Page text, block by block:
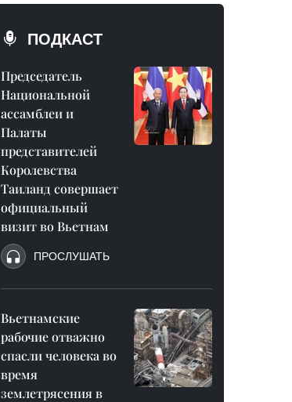
ПОДКАСТ
Председатель
Национальной
ассамблеи и
Палаты
представителей
Королевства
Таиланд совершает
официальный
визит во Вьетнам
ПРОСЛУШАТЬ
Вьетнамские
рабочие отважно
спасли человека во
время
землетрясения в